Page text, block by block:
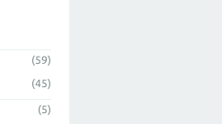
(59)
(45)
(5)